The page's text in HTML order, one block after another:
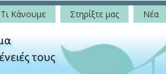
Κάνουμε Στηρίξτε μας Νέα